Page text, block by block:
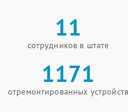
11
сотрудников в штате
1171
отремонтированных устройств